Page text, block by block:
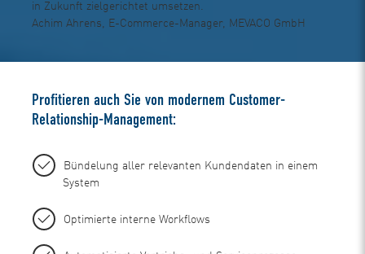
in Zukunft zielgerichtet umsetzen.
Achim Ahrens, E-Commerce-Manager, MEVACO GmbH
Profitieren auch Sie von modernem Customer-
Relationship-Management:
Bündelung aller relevanten Kundendaten in einem
System
Optimierte interne Workflows